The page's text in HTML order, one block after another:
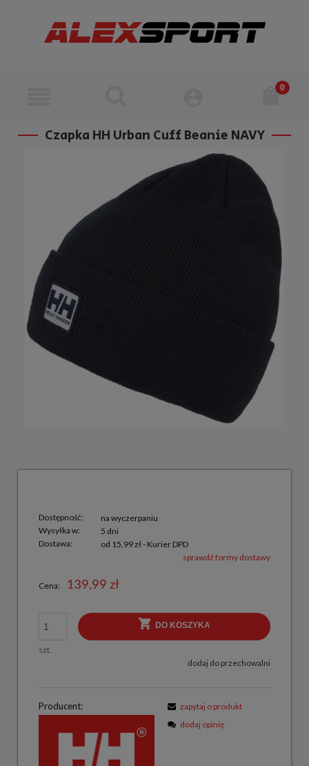
Czapka HH Urban Cuff Beanie NAVY
Dostępność:
na wyczerpaniu
Wysyłka w:
5 dni
Dostawa:
od 15,99 zł- Kurier DPD
sprawdź formy dostawy
Cena: 139,99 zł
szt.
DO KOSZYKA
dodaj do przechowalni
Producent:
zapytaj o produkt
dodaj opinię